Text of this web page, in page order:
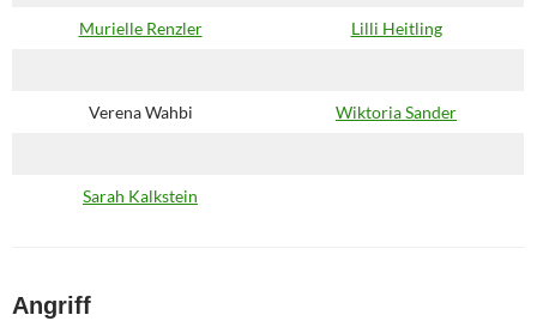
Murielle Renzler Lilli Heitling
Verena Wahbi Wiktoria Sander
Sarah Kalkstein
Angriff